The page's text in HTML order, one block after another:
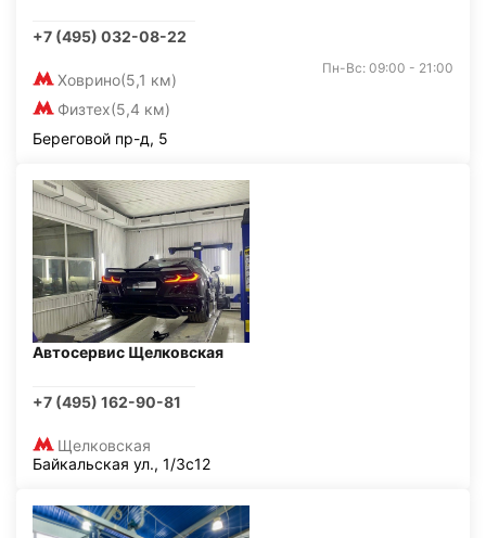
+7 (495) 032-08-22
Ховрино(5,1 км)
Физтех(5,4 км)
Пн-Вс: 09:00 - 21:00
Береговой пр-д, 5
Автосервис Щелковская
+7 (495) 162-90-81
Щелковская
Байкальская ул., 1/3с12